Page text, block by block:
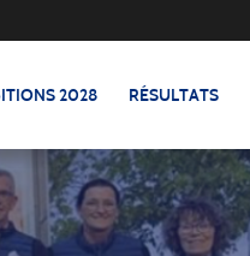
2028 RÉSULTATS